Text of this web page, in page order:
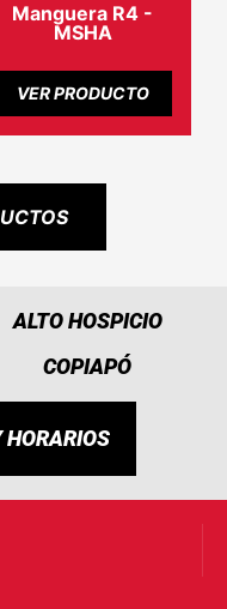
Manguera R4 -
MSHA
VER PRODUCTO
ALTO HOSPICIO
COPIAPÓ
HORARIOS